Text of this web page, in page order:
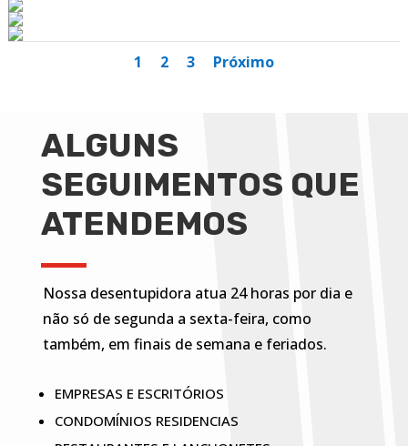
1 2 3 Próximo
ALGUNS
SEGUIMENTOS QUE
ATENDEMOS
Nossa desentupidora atua 24 horas por dia e
não só de segunda a sexta-feira, como
também, em finais de semana e feriados.
EMPRESAS E ESCRITÓRIOS
CONDOMÍNIOS RESIDENCIAS